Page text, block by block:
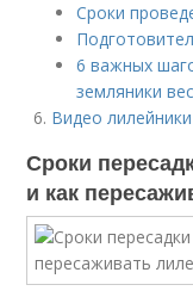
Сроки
6 важных
земляники
Видео
Сроки
и как